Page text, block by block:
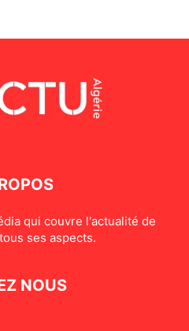
qui couvre l'actualité de
ses aspects.
NOUS